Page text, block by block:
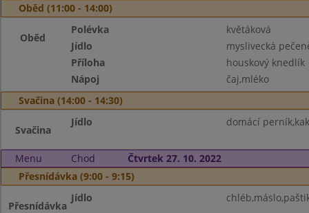
Oběd (11:00 - 14:00)
Oběd
Polévka
květáková
Jídlo
myslivecká
Příloha
houskový knedlík
Nápoj
čaj,mléko
Svačina (14:00 - 14:30)
Svačina
Jídlo domácí
Menu Chod
Čtvrtek 27. 10. 2022
Přesnídávka (9:00 - 9:15)
Přesnídávka
Jídlo